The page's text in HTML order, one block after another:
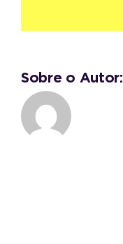
Sobre o Autor: